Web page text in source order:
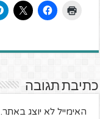
כתיבת תגובה
האימייל לא יוצג באתר.